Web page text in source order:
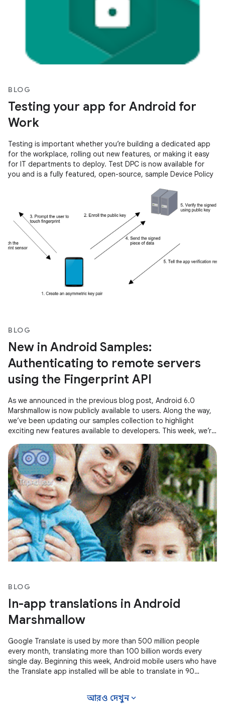
BLOG
Testing your app for Android for
Work
Testing is important whether you’re building a dedicated app
for the workplace, rolling out new features, or making it easy
for IT departments to deploy. Test DPC is now available for
you and is a fully featured, open-source, sample Device Policy
BLOG
New in Android Samples:
Authenticating to remote servers
using the Fingerprint API
As we announced in the previous blog post, Android 6.0
Marshmallow is now publicly available to users. Along the way,
we’ve been updating our samples collection to highlight
exciting new features available to developers. This week, we’re
BLOG
In-app translations in Android
Marshmallow
Google Translate is used by more than 500 million people
every month, translating more than 100 billion words every
single day. Beginning this week, Android mobile users who have
the Translate app installed will be able to translate in 90
আরও দেখুনexpand_more